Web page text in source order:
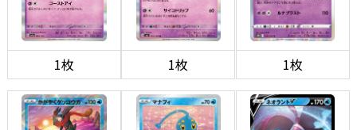
1枚 1枚 1枚